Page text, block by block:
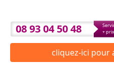
08 93 04 50 48
+
cliquez-ici pour